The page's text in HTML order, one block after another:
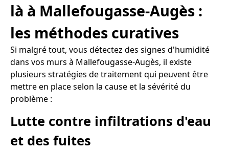
là à Mallefougasse-Augès :
les méthodes curatives
Si malgré tout, vous détectez des signes d'humidité
dans vos murs à Mallefougasse-Augès, il existe
plusieurs stratégies de traitement qui peuvent être
mettre en place selon la cause et la sévérité du
problème :
Lutte contre infiltrations d'eau
et des fuites